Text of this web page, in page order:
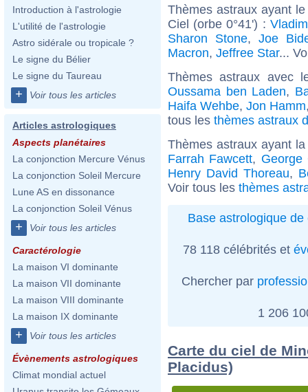
Introduction à l'astrologie
L'utilité de l'astrologie
Astro sidérale ou tropicale ?
Le signe du Bélier
Le signe du Taureau
+ Voir tous les articles
Articles astrologiques
Aspects planétaires
La conjonction Mercure Vénus
La conjonction Soleil Mercure
Lune AS en dissonance
La conjonction Soleil Vénus
+ Voir tous les articles
Caractérologie
La maison VI dominante
La maison VII dominante
La maison VIII dominante
La maison IX dominante
+ Voir tous les articles
Évènements astrologiques
Climat mondial actuel
Thèmes astraux ayant
Ciel (orbe 0°41') :
Sharon Stone, Joe
Macron, Jeffree Star...
Thèmes astraux avec
Oussama ben Laden,
Haifa Wehbe, Jon Hamm
tous les thèmes astraux
Thèmes astraux ayant
Farrah Fawcett, George
Henry David Thoreau,
Voir tous les thèmes
Base astrologique de
78 118 célébrités et
Chercher par
1 206
Carte du ciel de
Placidus)